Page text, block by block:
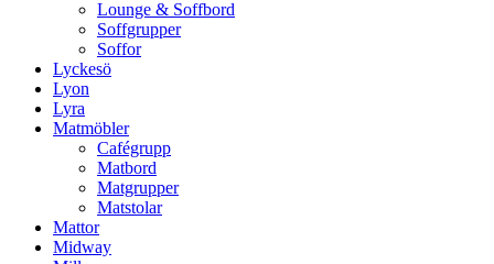
Lounge & Soffbord
Soffgrupper
Soffor
Lyckesö
Lyon
Lyra
Matmöbler
Cafégrupp
Matbord
Matgrupper
Matstolar
Mattor
Midway